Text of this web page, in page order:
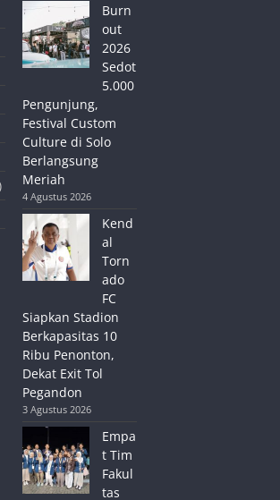
Burn
out
2026
Sedot
5.000
Pengunjung,
Festival Custom
Culture di Solo
Berlangsung
Meriah
4 Agustus 2026
Kend
al
Torn
ado
FC
Siapkan Stadion
Berkapasitas 10
Ribu Penonton,
Dekat Exit Tol
Pegandon
3 Agustus 2026
Empa
t Tim
Fakul
tas